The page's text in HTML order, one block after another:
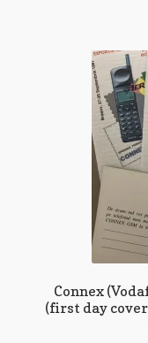
Connex
(first day